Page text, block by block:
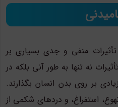
منفی و جدی بسیاری بر
نه تنها به طور آنی بلکه در
بر روی بدن انسان بگذارند.
استفراغ، و دردهای شکمی از